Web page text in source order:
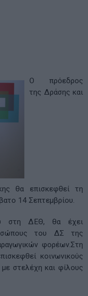
Ο πρόεδρος
της Δράσης και
θα επισκεφθεί τη
14 Σεπτεμβρίου.
στη ΔΕΘ, θα έχει
του ΔΣ της
φορέων.Στη
κοινωνικούς
στελέχη και φίλους